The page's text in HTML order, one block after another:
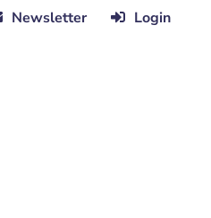
Newsletter Login